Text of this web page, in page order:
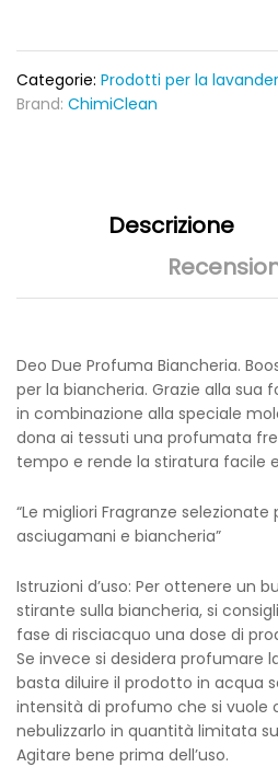
Rosa
250ml
quantity
Categorie: Prodotti per la
Brand: ChimiClean
Descrizione
Deo Due Profuma Biancheria.
per la biancheria. Grazie alla sua
in combinazione alla speciale
dona ai tessuti una profumata
tempo e rende la stiratura facile
“Le migliori Fragranze
asciugamani e biancheria”
Istruzioni d’uso: Per ottenere un
stirante sulla biancheria, si
fase di risciacquo una dose di
Se invece si desidera profumare
basta diluire il prodotto in acqua
intensità di profumo che si vuole
nebulizzarlo in quantità limitata
Agitare bene prima dell’uso.